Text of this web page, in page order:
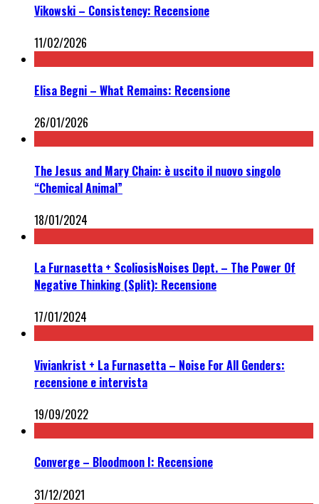
Vikowski – Consistency: Recensione
11/02/2026
Elisa Begni – What Remains: Recensione
26/01/2026
The Jesus and Mary Chain: è uscito il nuovo singolo
“Chemical Animal”
18/01/2024
La Furnasetta + ScoliosisNoises Dept. – The Power Of
Negative Thinking (Split): Recensione
17/01/2024
Viviankrist + La Furnasetta – Noise For All Genders:
recensione e intervista
19/09/2022
Converge – Bloodmoon I: Recensione
31/12/2021